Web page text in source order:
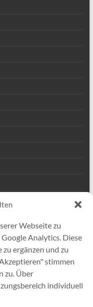
Webseite zu
Analytics. Diese
ergänzen und zu
stimmen
zu. Über
individuell